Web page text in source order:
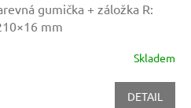
gumička + záložka R:
mm
Skladem
DETAIL